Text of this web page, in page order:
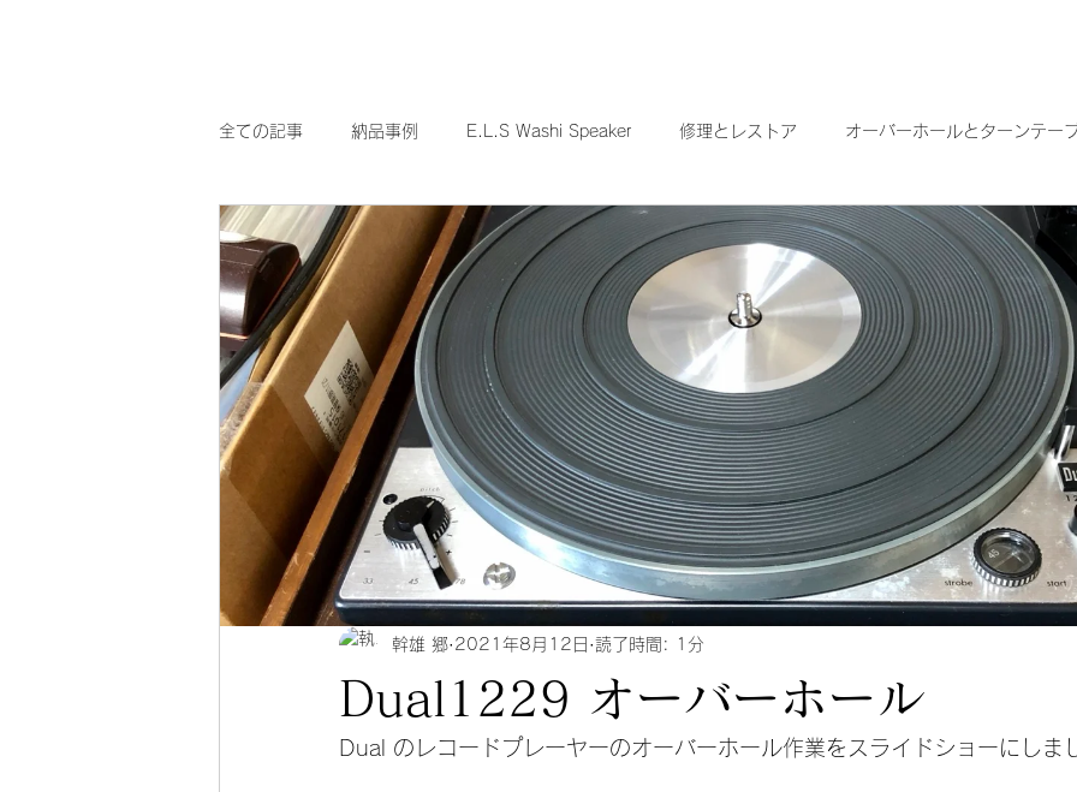
全ての記事 納品事例 E.L.S Washi Speaker 修理とレストア オーバーホールとターンテー
良い音とは？と四方山話 お知らせ 豆知識 オーディオを修理すると云う事
Dual1229 オーバーホール
幹雄 郷 2021年8月12日 読了時間: 1分
Dual のレコードプレーヤーのオーバーホール作業をスライドショーにしま